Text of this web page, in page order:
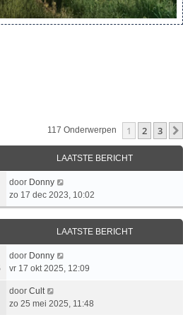
117 Onderwerpen 1 2 3
LAATSTE BERICHT
L
a
a
t
t
e
b
r
i
door Donny
zo 17 dec 2023, 10:02
LAATSTE BERICHT
L
a
t
s
door Donny
vr 17 okt 2025, 12:09
L
a
door Cult
zo 25 mei 2025, 11:48